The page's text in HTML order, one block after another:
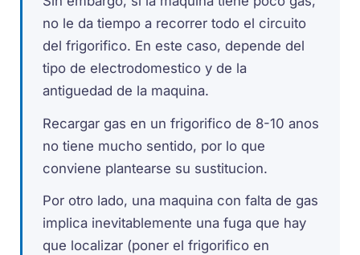
no le da tiempo a recorrer todo el circuito
del frigorifico. En este caso, depende del
tipo de electrodomestico y de la
antiguedad de la maquina.
Recargar gas en un frigorifico de 8-10 anos
no tiene mucho sentido, por lo que
conviene plantearse su sustitucion.
Por otro lado, una maquina con falta de gas
implica inevitablemente una fuga que hay
que localizar (poner el frigorifico en